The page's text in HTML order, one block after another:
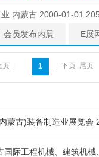
内蒙古 2000-01-01
会员发布内展 E展
页 1 下页 尾页
蒙古)装备制造业展览会
国际工程机械、建筑机械